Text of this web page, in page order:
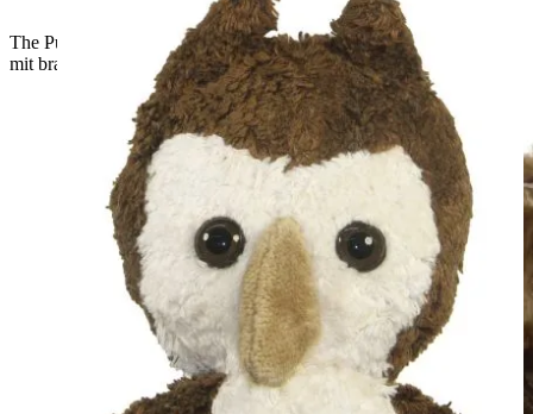
The Puppet Company Baby-Handpuppe Eule, Seitenansicht
mit braunem Gefieder und gelben Augen